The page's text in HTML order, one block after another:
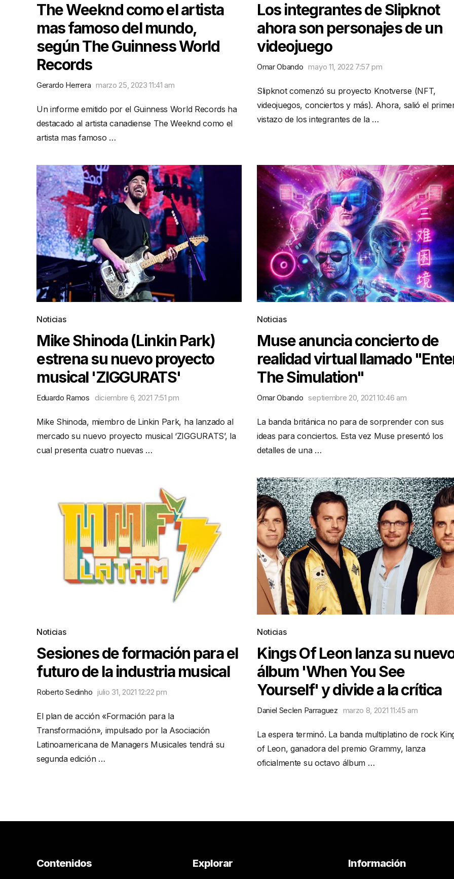
The Weeknd como el artista
mas famoso del mundo,
según The Guinness World
Records
Gerardo Herrera marzo 25, 2023 11:41 am
Un informe emitido por el Guinness World Records ha
destacado al artista canadiense The Weeknd como el
artista mas famoso …
Los integrantes de Slipknot
ahora son personajes de un
videojuego
Omar Obando mayo 11, 2022 7:57 pm
Slipknot comenzó su proyecto Knotverse (NFT,
videojuegos, conciertos y más). Ahora, salió el
vistazo de los integrantes de la …
Noticias
Mike Shinoda (Linkin Park)
estrena su nuevo proyecto
musical 'ZIGGURATS'
Eduardo Ramos diciembre 6, 2021 7:51 pm
Mike Shinoda, miembro de Linkin Park, ha lanzado al
mercado su nuevo proyecto musical ‘ZIGGURATS’, la
cual presenta cuatro nuevas …
Noticias
Muse anuncia concierto de
realidad virtual llamado
The Simulation"
Omar Obando septiembre 20, 2021 10:46 am
La banda británica no para de sorprender con sus
ideas para conciertos. Esta vez Muse presentó los
detalles de una …
Noticias
Sesiones de formación para el
futuro de la industria musical
Roberto Sedinho julio 31, 2021 12:22 pm
El plan de acción «Formación para la
Transformación», impulsado por la Asociación
Latinoamericana de Managers Musicales tendrá su
segunda edición …
Noticias
Kings Of Leon lanza su
álbum 'When You See
Yourself' y divide a la crítica
Daniel Seclen Parraguez marzo 8, 2021 11:45 am
La espera terminó. La banda multiplatino de rock
of Leon, ganadora del premio Grammy, lanza
oficialmente su octavo álbum …
Contenidos Explorar Información